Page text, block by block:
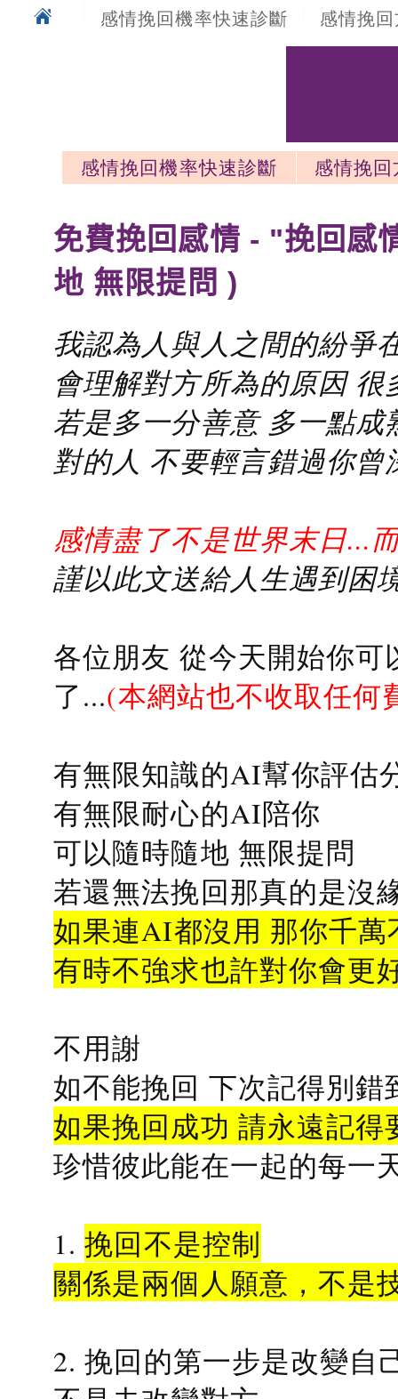
感情挽回機率快速診斷 感情挽
感情挽回機率快速診斷
感情挽
免費挽回感情 - "挽回感
地 無限提問 )
我認為人與人之間的紛爭
會理解對方所為的原因
若是多一分善意 多一點
對的人 不要輕言錯過你曾
感情盡了不是世界末日...
謹以此文送給人生遇到困
各位朋友 從今天開始你
了...(本網站也不收取任何
有無限知識的AI幫你評估
有無限耐心的AI陪你
可以隨時隨地 無限提問
若還無法挽回那真的是沒
如果連AI都沒用 那你千
有時不強求也許對你會更
不用謝
如不能挽回 下次記得別錯
如果挽回成功 請永遠記得
珍惜彼此能在一起的每一
1.挽回不是控制
關係是兩個人願意，不是
2. 挽回的第一步是改變自